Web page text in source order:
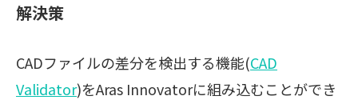
解決策
CADファイルの差分を検出する機能(CAD
Validator)をAras Innovatorに組み込むことができ